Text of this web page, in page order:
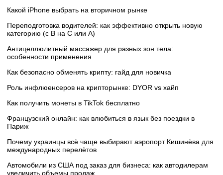
Какой iPhone выбрать на вторичном рынке
Переподготовка водителей: как эффективно открыть новую
категорию (с B на C или А)
Антицеллюлитный массажер для разных зон тела:
особенности применения
Как безопасно обменять крипту: гайд для новичка
Роль инфлюенсеров на крипторынке: DYOR vs хайп
Как получить монеты в TikTok бесплатно
Французский онлайн: как влюбиться в язык без поездки в
Париж
Почему украинцы всё чаще выбирают аэропорт Кишинёва для
международных перелётов
Автомобили из США под заказ для бизнеса: как автодилерам
увеличить объемы продаж